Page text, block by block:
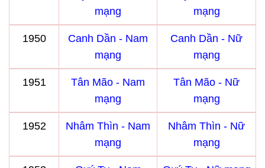
mạng
mạng
1950
Canh Dần - Nam
mạng
Canh Dần - Nữ
mạng
1951
Tân Mão - Nam
mạng
Tân Mão - Nữ
mạng
1952
Nhâm Thìn - Nam
mạng
Nhâm Thìn - Nữ
mạng